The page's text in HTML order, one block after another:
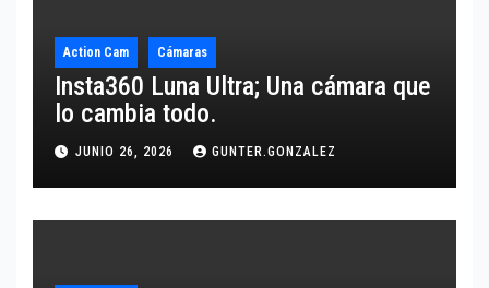
Action Cam Cámaras
Insta360 Luna Ultra; Una cámara que
lo cambia todo.
JUNIO 26, 2026 GUNTER.GONZALEZ